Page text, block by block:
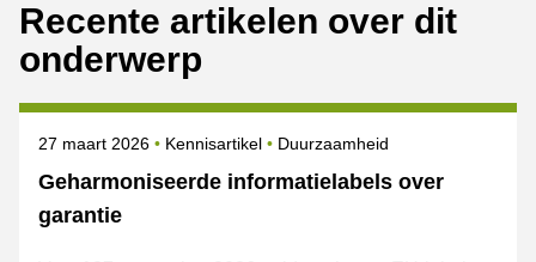
Recente artikelen over dit
onderwerp
Geharmoniseerde informatielabels over
garantie
Gepubliceerd op
27 maart 2026 Kennisartikel Onderwerpen
Duurzaamheid